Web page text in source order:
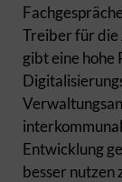
Treiber für die
gibt eine hohe
Entwicklung
besser nutzen